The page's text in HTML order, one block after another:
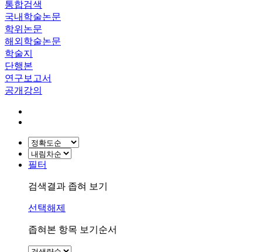
통합검색
국내학술논문
학위논문
해외학술논문
학술지
단행본
연구보고서
공개강의
필터
검색결과 좁혀 보기
선택해제
좁혀본 항목 보기순서